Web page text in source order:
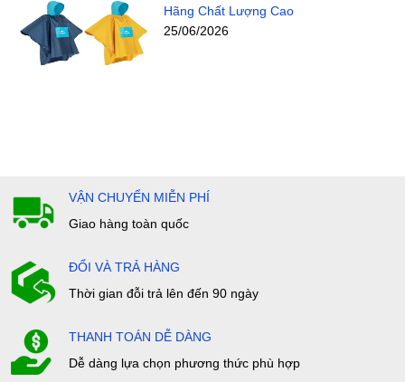
Hãng Chất Lượng Cao
25/06/2026
VẬN CHUYỂN MIỄN PHÍ
Giao hàng toàn quốc
ĐỔI VÀ TRẢ HÀNG
Thời gian đỗi trả lên đến 90 ngày
THANH TOÁN DỄ DÀNG
Dễ dàng lựa chọn phương thức phù hợp